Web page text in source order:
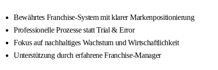
Bewährtes Franchise-System mit klarer Markenpositionierung
Professionelle Prozesse statt Trial & Error
Fokus auf nachhaltiges Wachstum und Wirtschaftlichkeit
Unterstützung durch erfahrene Franchise-Manager